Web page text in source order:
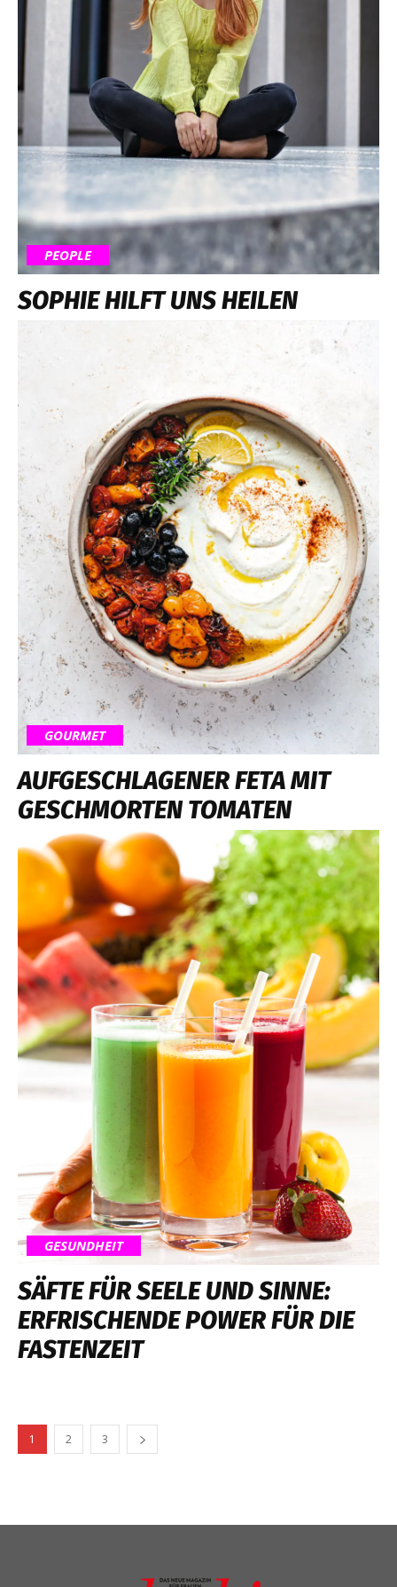
PEOPLE
SOPHIE HILFT UNS HEILEN
GOURMET
AUFGESCHLAGENER FETA MIT
GESCHMORTEN TOMATEN
GESUNDHEIT
SÄFTE FÜR SEELE UND SINNE:
ERFRISCHENDE POWER FÜR DIE
FASTENZEIT
1 2 3